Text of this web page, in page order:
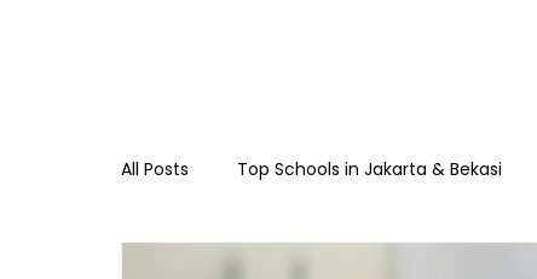
All Posts Top Schools in Jakarta & Bekasi
TKIA 13 Rawamangun